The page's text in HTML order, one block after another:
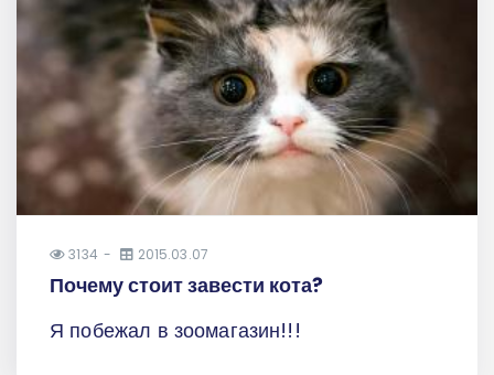
3134 2015.03.07
Почему стоит завести кота?
Я побежал в зоомагазин!!!